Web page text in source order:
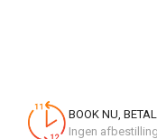
BOOK NU,
Ingen